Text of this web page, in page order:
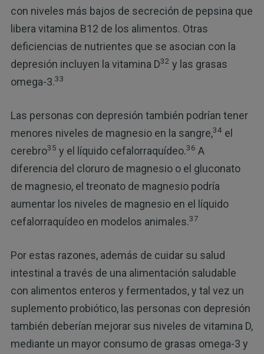
con niveles más bajos de secreción de pepsina que
libera vitamina B12 de los alimentos. Otras
deficiencias de nutrientes que se asocian con la
depresión incluyen la vitamina D32 y las grasas
omega-3.33
Las personas con depresión también podrían tener
menores niveles de magnesio en la sangre,34el
cerebro35 y el líquido cefalorraquídeo.36 A
diferencia del cloruro de magnesio o el gluconato
de magnesio, el treonato de magnesio podría
aumentar los niveles de magnesio en el líquido
cefalorraquídeo en modelos animales.37
Por estas razones, además de cuidar su salud
intestinal a través de una alimentación saludable
con alimentos enteros y fermentados, y tal vez un
suplemento probiótico, las personas con depresión
también deberían mejorar sus niveles de vitamina D,
mediante un mayor consumo de grasas omega-3 y